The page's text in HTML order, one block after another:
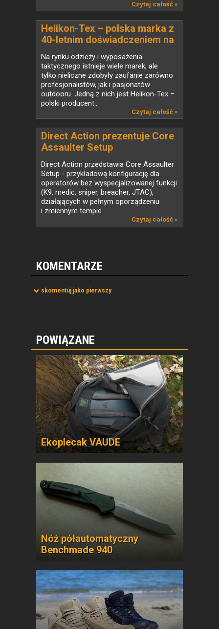
Czytaj całość »
Helikon-Tex – polska marka z
40-letnim doświadczeniem na
globalnym rynku taktycznym
Na rynku odzieży i wyposażenia
taktycznego istnieje wiele marek, ale
tylko nieliczne zdobyły zaufanie zarówno
profesjonalistów, jak i pasjonatów
outdooru. Jedną z nich jest Helikon-Tex –
polski producent...
Czytaj całość »
Direct Action prezentuje Core
Assaulter Setup
Direct Action przedstawia Core Assaulter
Setup - przykładową konfigurację dla
operatorów bez wyspecjalizowanej funkcji
(K9, medic, sniper, breacher, JTAC),
działających w pełnym oporządzeniu
i zmiennym tempie...
Czytaj całość »
KOMENTARZE
skomentuj jako pierwszy
POWIĄZANE
Ekoplecak VAUDE
Nóż półautomatyczny
Benchmade 940